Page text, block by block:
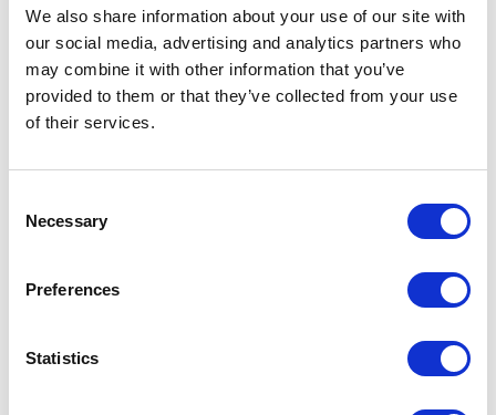
We also share information about your use of our site with
our social media, advertising and analytics partners who
may combine it with other information that you’ve
provided to them or that they’ve collected from your use
of their services.
Selection
Necessary
Preferences
Statistics
Consulta el mismo día en que se perdió el objeto
Pregunte en la oficina de la estación donde ha perdido el objeto.
Números de teléfono de las oficinas de la estación
Consulta al día siguiente o más tarde
Pregunte en el centro de objetos perdidos de la estación de Iidabashi
Tarifa/Búsqueda de conexiones y tarifas desde la Estación de
Ginza-itchome
Acerca de la estación de Ginza-itchome